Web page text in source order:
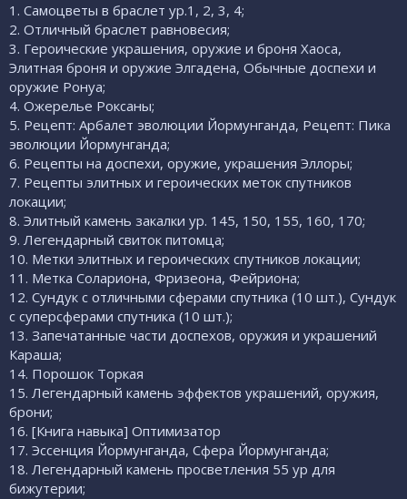
1. Самоцветы в браслет ур.1, 2, 3, 4;
2. Отличный браслет равновесия;
3. Героические украшения, оружие и броня Хаоса,
Элитная броня и оружие Элгадена, Обычные доспехи и
оружие Ронуа;
4. Ожерелье Роксаны;
5. Рецепт: Арбалет эволюции Йормунганда, Рецепт: Пика
эволюции Йормунганда;
6. Рецепты на доспехи, оружие, украшения Эллоры;
7. Рецепты элитных и героических меток спутников
локации;
8. Элитный камень закалки ур. 145, 150, 155, 160, 170;
9. Легендарный свиток питомца;
10. Метки элитных и героических спутников локации;
11. Метка Солариона, Фризеона, Фейриона;
12. Сундук с отличными сферами спутника (10 шт.), Сундук
с суперсферами спутника (10 шт.);
13. Запечатанные части доспехов, оружия и украшений
Караша;
14. Порошок Торкая
15. Легендарный камень эффектов украшений, оружия,
брони;
16. [Книга навыка] Оптимизатор
17. Эссенция Йормунганда, Сфера Йормунганда;
18. Легендарный камень просветления 55 ур для
бижутерии;